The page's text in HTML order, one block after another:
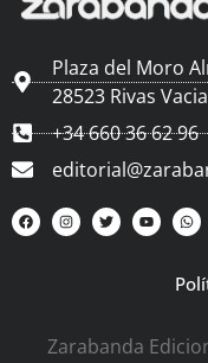
Plaza del Moro
28523 Rivas
+34 660 36 62 96
Zarabanda